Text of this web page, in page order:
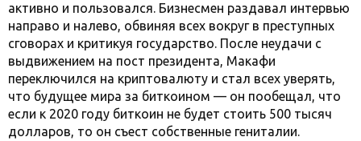
активно и пользовался. Бизнесмен раздавал интервью
направо и налево, обвиняя всех вокруг в преступных
сговорах и критикуя государство. После неудачи с
выдвижением на пост президента, Макафи
переключился на криптовалюту и стал всех уверять,
что будущее мира за биткоином — он пообещал, что
если к 2020 году биткоин не будет стоить 500 тысяч
долларов, то он съест собственные гениталии.